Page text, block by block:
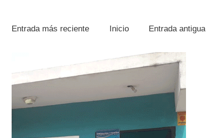
Entrada más reciente Entrada antigua
Inicio